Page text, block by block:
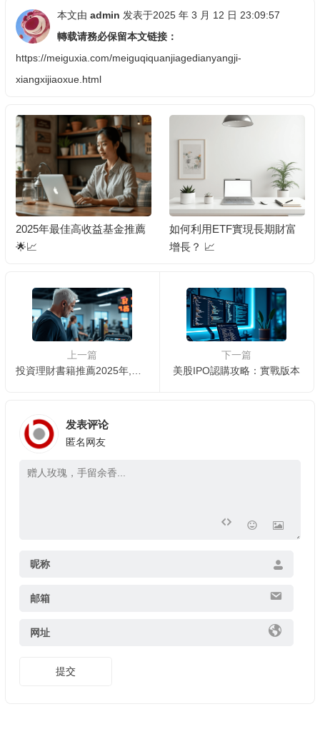
本文由 admin 发表于2025 年 3 月 12 日 23:09:57
轉载请務必保留本文链接：
https://meiguxia.com/meiguqiquanjiagedianyangji-
xiangxijiaoxue.html
2025年最佳高收益基金推薦
🌟📈
如何利用ETF實現長期財富
增長？ 📈
上一篇
下一篇
美股IPO認購攻略：實戰版本
发表评论
匿名网友
昵称
邮箱
网址
提交